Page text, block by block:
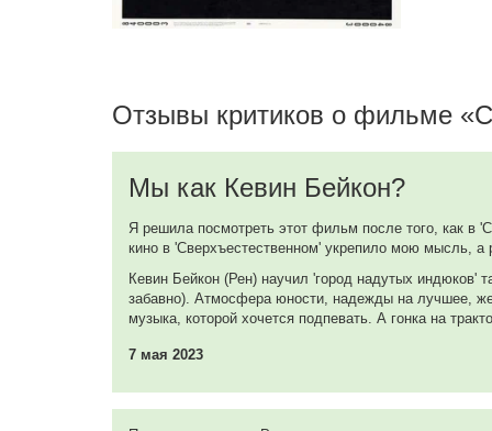
Лео Гетер
Х.Е.Д. Редфорд
Widdoes
Джей Бернард
Harvey
Оскар Роулэнд
Отзывы критиков о фильме
Мы как Кевин Бейкон?
Я решила посмотреть этот фильм после того, как в
кино в 'Сверхъестественном' укрепило мою мысль, а
Кевин Бейкон (Рен) научил 'город надутых индюков'
забавно). Атмосфера юности, надежды на лучшее,
музыка, которой хочется подпевать. А гонка на
7 мая 2023